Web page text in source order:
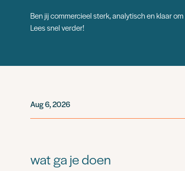
Ben jij commercieel sterk, analytisch en klaar
Lees snel verder!
Aug 6, 2026
wat ga je doen